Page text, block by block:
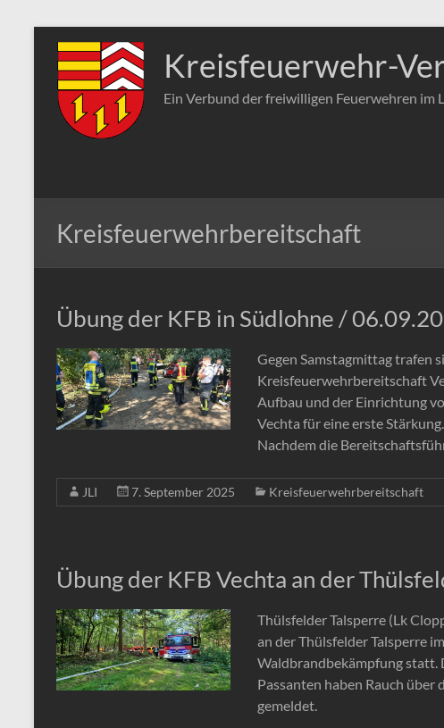
Inhalt
springen
Kreisfeuerwehr-
Ein Verbund der freiwilligen Feuerwehren im
Kreisfeuerwehrbereitschaft
Übung der KFB in Südlohne /
Gegen Samstagmittag trafen
Kreisfeuerwehrbereitschaft
Aufbau und der Einrichtung
Vechta für eine erste
Nachdem die
JLI 7. September 2025 Kreisfeuerwehrbereitschaft
Übung der KFB Vechta an der
Thülsfelder Talsperre (Lk
an der Thülsfelder Talsperre
Waldbrandbekämpfung statt.
Passanten haben Rauch über
gemeldet.